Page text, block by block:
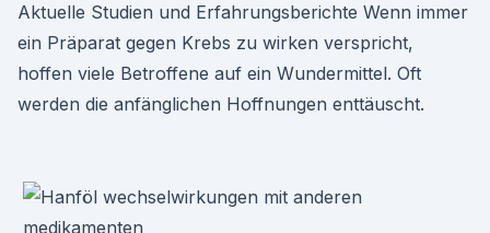
Aktuelle Studien und Erfahrungsberichte Wenn immer
ein Präparat gegen Krebs zu wirken verspricht,
hoffen viele Betroffene auf ein Wundermittel. Oft
werden die anfänglichen Hoffnungen enttäuscht.